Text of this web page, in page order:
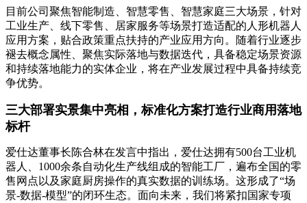
目前公司聚焦智能制造、智慧零售、智慧家庭三大场景，针对
工业生产、线下零售、居家服务等场景打造适配的人形机器人
应用方案，贴合政策重点扶持的产业应用方向。随着行业逐步
褪去概念属性、聚焦实际落地与数据迭代，具备稳定场景资源
和持续落地能力的实体企业，将在产业发展过程中具备持续竞
争优势。
三大部署实景集中亮相，标准化方案打造行业商用落地
标杆
爱仕达董事长陈合林在发言中指出，爱仕达拥有500台工业机
器人、1000余条自动化生产线组成的智能工厂，遍布全国的零
售网点以及家庭厨房操作的真实数据的训练场。这形成了“场
景-数据-模型”的闭环生态。面向未来，我们将紧扣国家专项